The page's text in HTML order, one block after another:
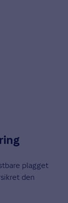
plagget
den